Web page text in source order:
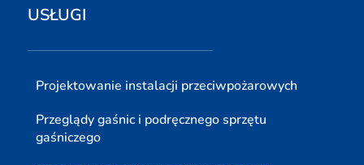
USŁUGI
Projektowanie instalacji przeciwpożarowych
Przeglądy gaśnic i podręcznego sprzętu
gaśniczego